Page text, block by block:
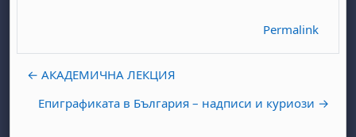
Permalink
← АКАДЕМИЧНА ЛЕКЦИЯ
Епиграфиката в България – надписи и куриози →